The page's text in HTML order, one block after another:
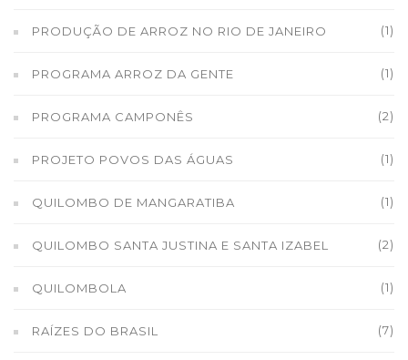
PRODUÇÃO DE ARROZ NO RIO DE JANEIRO (1)
PROGRAMA ARROZ DA GENTE (1)
PROGRAMA CAMPONÊS (2)
PROJETO POVOS DAS ÁGUAS (1)
QUILOMBO DE MANGARATIBA (1)
QUILOMBO SANTA JUSTINA E SANTA IZABEL (2)
QUILOMBOLA (1)
RAÍZES DO BRASIL (7)